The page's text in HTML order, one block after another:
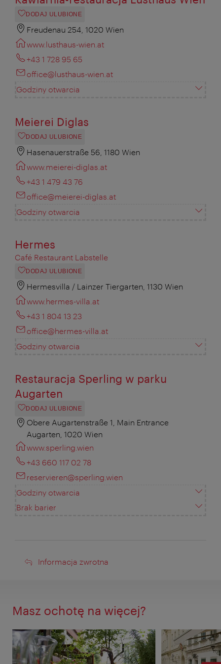
DODAJ ULUBIONE
Freudenau 254, 1020 Wien
www.lusthaus-wien.at
+43 1 728 95 65
office@lusthaus-wien.at
Godziny otwarcia
Meierei Diglas
DODAJ ULUBIONE
Hasenauerstraße 56, 1180 Wien
www.meierei-diglas.at
+43 1 479 43 76
office@meierei-diglas.at
Godziny otwarcia
Hermes
Café Restaurant Labstelle
DODAJ ULUBIONE
Hermesvilla / Lainzer Tiergarten, 1130 Wien
www.hermes-villa.at
+43 1 804 13 23
office@hermes-villa.at
Godziny otwarcia
Restauracja Sperling w parku
Augarten
DODAJ ULUBIONE
Obere Augartenstraße 1, Main Entrance
Augarten, 1020 Wien
www.sperling.wien
+43 660 117 02 78
reservieren@sperling.wien
Godziny otwarcia
Brak barier
Informacja
Informacja zwrotna
Masz ochotę na więcej?